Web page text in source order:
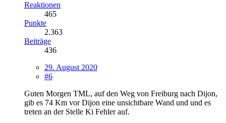
Reaktionen
465
Punkte
2.363
Beiträge
436
29. August 2020
#6
Guten Morgen TML, auf den Weg von Freiburg nach Dijon,
gib es 74 Km vor Dijon eine unsichtbare Wand und und es
treten an der Stelle Ki Fehler auf.